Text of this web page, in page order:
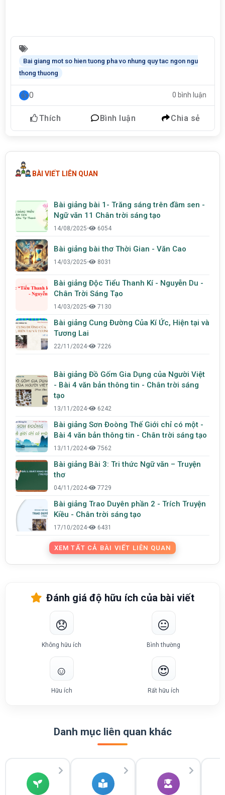
Bai giang mot so hien tuong pha vo nhung quy tac ngon ngu
thong thuong
0 0 bình luận
Thích Bình luận Chia sẻ
BÀI VIẾT LIÊN QUAN
Bài giảng bài 1- Trăng sáng trên đầm sen -
Ngữ văn 11 Chân trời sáng tạo
14/08/2025• 6054
Bài giảng bài thơ Thời Gian - Văn Cao
14/03/2025• 8031
Bài giảng Độc Tiểu Thanh Kí - Nguyễn Du -
Chân Trời Sáng Tạo
14/03/2025• 7130
Bài giảng Cung Đường Của Kí Ức, Hiện tại và
Tương Lai
22/11/2024• 7226
Bài giảng Đồ Gốm Gia Dụng của Người Việt
- Bài 4 văn bản thông tin - Chân trời sáng
tạo
13/11/2024• 6242
Bài giảng Sơn Đoòng Thế Giới chỉ có một -
Bài 4 văn bản thông tin - Chân trời sáng tạo
13/11/2024• 7562
Bài giảng Bài 3: Tri thức Ngữ văn – Truyện
thơ
04/11/2024• 7729
Bài giảng Trao Duyên phần 2 - Trích Truyện
Kiều - Chân trời sáng tạo
17/10/2024• 6431
XEM TẤT CẢ BÀI VIẾT LIÊN QUAN
Đánh giá độ hữu ích của bài viết
😞
Không hữu ích
😐
Bình thường
☺️
Hữu ích
😍
Rất hữu ích
Danh mục liên quan khác